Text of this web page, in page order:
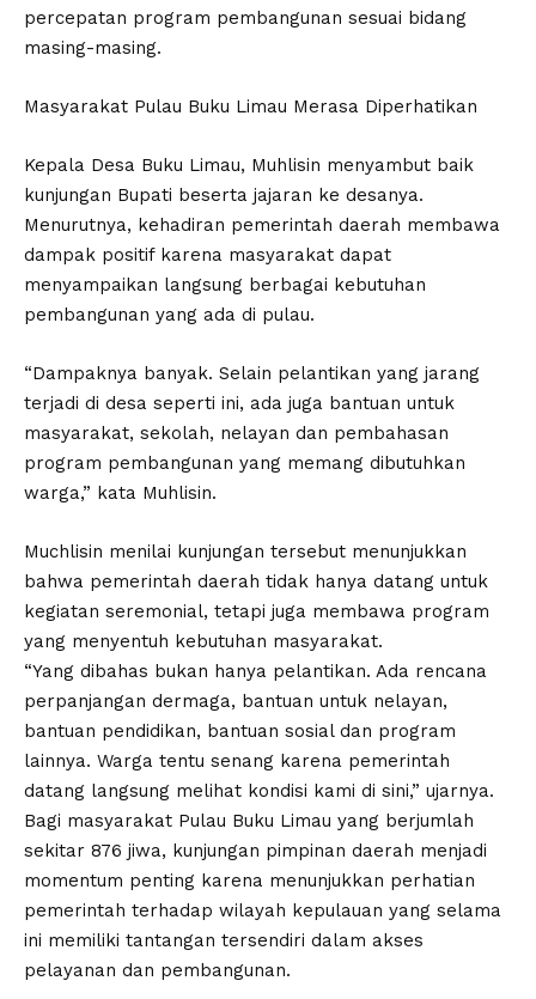
percepatan program pembangunan sesuai bidang
masing-masing.
Masyarakat Pulau Buku Limau Merasa Diperhatikan
Kepala Desa Buku Limau, Muhlisin menyambut baik
kunjungan Bupati beserta jajaran ke desanya.
Menurutnya, kehadiran pemerintah daerah membawa
dampak positif karena masyarakat dapat
menyampaikan langsung berbagai kebutuhan
pembangunan yang ada di pulau.
“Dampaknya banyak. Selain pelantikan yang jarang
terjadi di desa seperti ini, ada juga bantuan untuk
masyarakat, sekolah, nelayan dan pembahasan
program pembangunan yang memang dibutuhkan
warga,” kata Muhlisin.
Muchlisin menilai kunjungan tersebut menunjukkan
bahwa pemerintah daerah tidak hanya datang untuk
kegiatan seremonial, tetapi juga membawa program
yang menyentuh kebutuhan masyarakat.
“Yang dibahas bukan hanya pelantikan. Ada rencana
perpanjangan dermaga, bantuan untuk nelayan,
bantuan pendidikan, bantuan sosial dan program
lainnya. Warga tentu senang karena pemerintah
datang langsung melihat kondisi kami di sini,” ujarnya.
Bagi masyarakat Pulau Buku Limau yang berjumlah
sekitar 876 jiwa, kunjungan pimpinan daerah menjadi
momentum penting karena menunjukkan perhatian
pemerintah terhadap wilayah kepulauan yang selama
ini memiliki tantangan tersendiri dalam akses
pelayanan dan pembangunan.